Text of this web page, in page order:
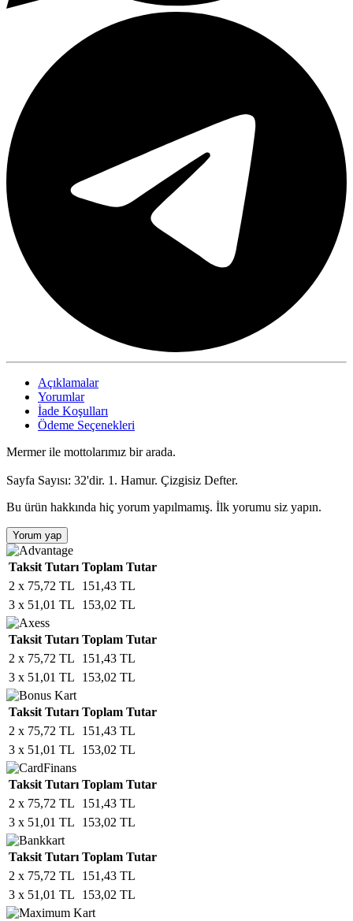
Açıklamalar
Yorumlar
İade Koşulları
Ödeme Seçenekleri
Mermer ile mottolarımız bir arada.
Sayfa Sayısı: 32'dir. 1. Hamur. Çizgisiz Defter.
Bu ürün hakkında hiç yorum yapılmamış. İlk yorumu siz yapın.
Yorum yap
Taksit Tutarı Toplam Tutar
2 x 75,72 TL
151,43 TL
3 x 51,01 TL
153,02 TL
Taksit Tutarı Toplam Tutar
2 x 75,72 TL
151,43 TL
3 x 51,01 TL
153,02 TL
Taksit Tutarı Toplam Tutar
2 x 75,72 TL
151,43 TL
3 x 51,01 TL
153,02 TL
Taksit Tutarı Toplam Tutar
2 x 75,72 TL
151,43 TL
3 x 51,01 TL
153,02 TL
Taksit Tutarı Toplam Tutar
2 x 75,72 TL
151,43 TL
3 x 51,01 TL
153,02 TL